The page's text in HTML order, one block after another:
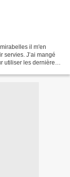
il m'en
servies. J’ai mangé
utiliser les dernières